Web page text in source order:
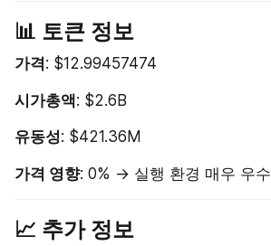
📊 토큰 정보
가격: $12.99457474
시가총액: $2.6B
유동성: $421.36M
가격 영향: 0% → 실행 환경 매우 우수
📈 추가 정보